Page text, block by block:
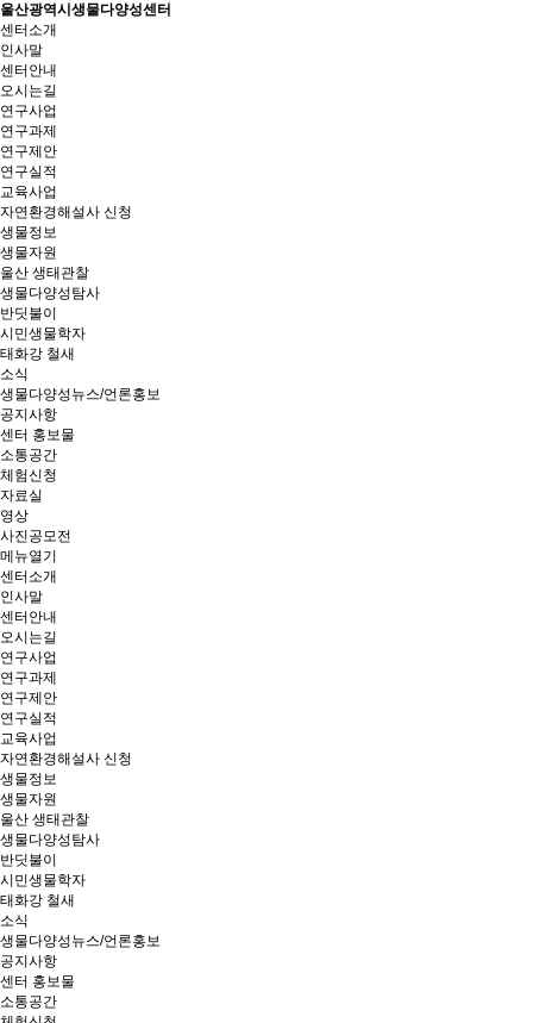
울산광역시생물다양성센터
센터소개
인사말
센터안내
오시는길
연구사업
연구과제
연구제안
연구실적
교육사업
자연환경해설사 신청
생물정보
생물자원
울산 생태관찰
생물다양성탐사
반딧불이
시민생물학자
태화강 철새
소식
생물다양성뉴스/언론홍보
공지사항
센터 홍보물
소통공간
체험신청
자료실
영상
사진공모전
메뉴열기
센터소개
인사말
센터안내
오시는길
연구사업
연구과제
연구제안
연구실적
교육사업
자연환경해설사 신청
생물정보
생물자원
울산 생태관찰
생물다양성탐사
반딧불이
시민생물학자
태화강 철새
소식
생물다양성뉴스/언론홍보
공지사항
센터 홍보물
소통공간